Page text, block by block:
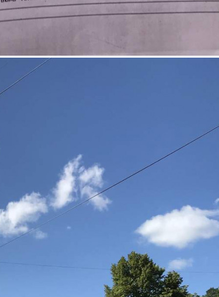
101229 - Г. КИРЖАЧ,
Владимирская обл
Получить контакты
Посмотреть на карте
Продается 1-этажное здание под кафе, ресторан площадью
334.4 м2. Центральное отопление, все коммуникации,
газоснабжение. Два входа с улицы. Стоянка. Есть
оборудование Помещению требуется косметический ремонт,
высота потолков - 3 м. Общая площадь здания 334.4 м2,
здание построено в 1978 году, участок находитс...
418 (+1)
Навигация